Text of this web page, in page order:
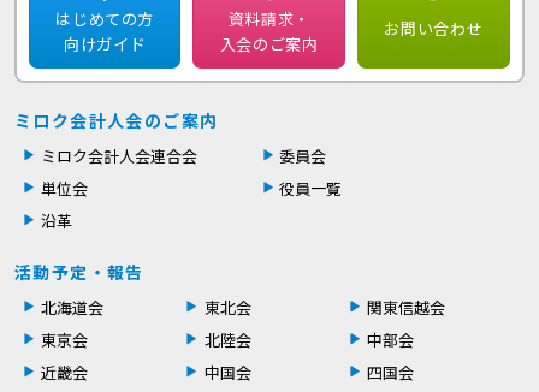
はじめての方
向けガイド
資料請求・
入会のご案内
お問い合わせ
ミロク会計人会のご案内
ミロク会計人会連合会
委員会
単位会
役員一覧
沿革
活動予定・報告
北海道会 東北会
関東信越会
東京会
北陸会
中部会
近畿会
中国会
四国会